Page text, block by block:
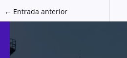
← Entrada anterior